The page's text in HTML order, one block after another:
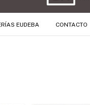
EUDEBA CONTACTO